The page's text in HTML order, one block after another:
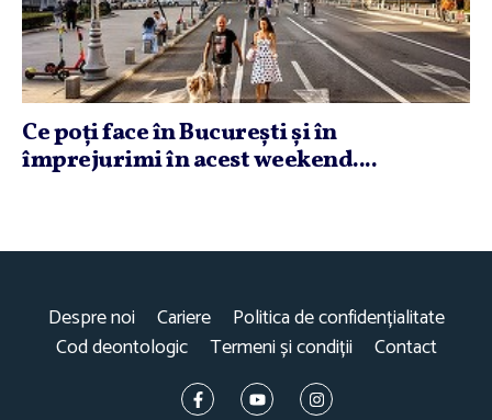
Ce poţi face în Bucureşti şi în
împrejurimi în acest weekend....
Despre noi Cariere
Politica de confidențialitate
Cod deontologic
Termeni și condiții Contact